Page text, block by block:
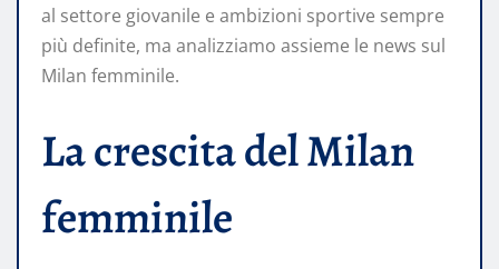
al settore giovanile e ambizioni sportive sempre
più definite, ma analizziamo assieme le news sul
Milan femminile.
La crescita del Milan
femminile